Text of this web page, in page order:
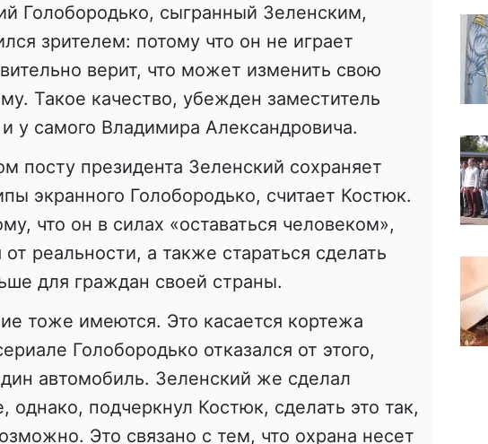
Голобородько, сыгранный Зеленским,
зрителем: потому что он не играет
верит, что может изменить свою
Такое качество, убежден заместитель
у самого Владимира Александровича.
посту президента Зеленский сохраняет
экранного Голобородько, считает Костюк.
что он в силах «оставаться человеком»,
от реальности, а также стараться сделать
для граждан своей страны.
тоже имеются. Это касается кортежа
Голобородько отказался от этого,
автомобиль. Зеленский же сделал
подчеркнул Костюк, сделать это так,
Это связано с тем, что охрана несет